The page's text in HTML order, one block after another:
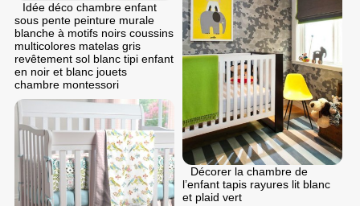
Idée déco chambre enfant
sous pente peinture murale
blanche à motifs noirs coussins
multicolores matelas gris
revêtement sol blanc tipi enfant
en noir et blanc jouets
chambre montessori
Décorer la chambre de
l’enfant tapis rayures lit blanc
et plaid vert